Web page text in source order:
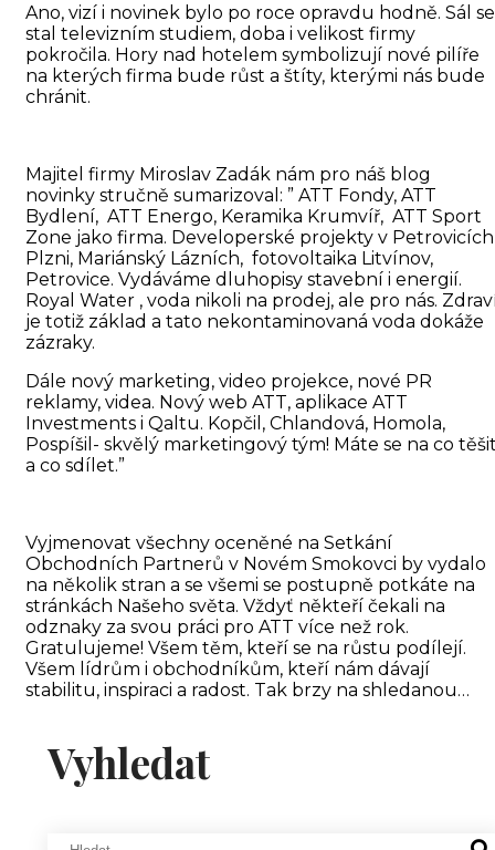
Ano, vizí i novinek bylo po roce opravdu hodně. Sál se
stal televizním studiem, doba i velikost firmy
pokročila. Hory nad hotelem symbolizují nové pilíře
na kterých firma bude růst a štíty, kterými nás bude
chránit.
Majitel firmy Miroslav Zadák nám pro náš blog
novinky stručně sumarizoval: ” ATT Fondy, ATT
Bydlení, ATT Energo, Keramika Krumvíř, ATT Sport
Zone jako firma. Developerské projekty v
Plzni, Mariánský Lázních, fotovoltaika Litvínov,
Petrovice. Vydáváme dluhopisy stavební i energií.
Royal Water , voda nikoli na prodej, ale pro nás.
je totiž základ a tato nekontaminovaná voda dokáže
zázraky.
Dále nový marketing, video projekce, nové PR
reklamy, videa. Nový web ATT, aplikace ATT
Investments i Qaltu. Kopčil, Chlandová, Homola,
Pospíšil- skvělý marketingový tým! Máte se na co
a co sdílet.”
Vyjmenovat všechny oceněné na Setkání
Obchodních Partnerů v Novém Smokovci by vydalo
na několik stran a se všemi se postupně potkáte na
stránkách Našeho světa. Vždyť někteří čekali na
odznaky za svou práci pro ATT více než rok.
Gratulujeme! Všem těm, kteří se na růstu podílejí.
Všem lídrům i obchodníkům, kteří nám dávají
stabilitu, inspiraci a radost. Tak brzy na shledanou…
Vyhledat